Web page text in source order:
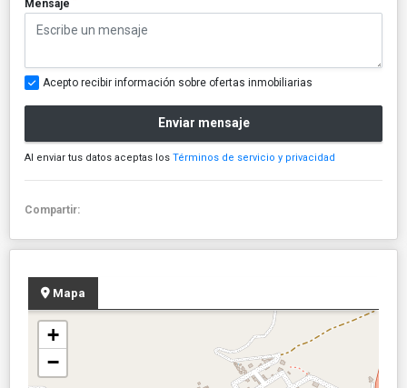
Mensaje
Acepto recibir información sobre ofertas inmobiliarias
Enviar mensaje
Al enviar tus datos aceptas los Términos de servicio y privacidad
Compartir:
Mapa
+
−